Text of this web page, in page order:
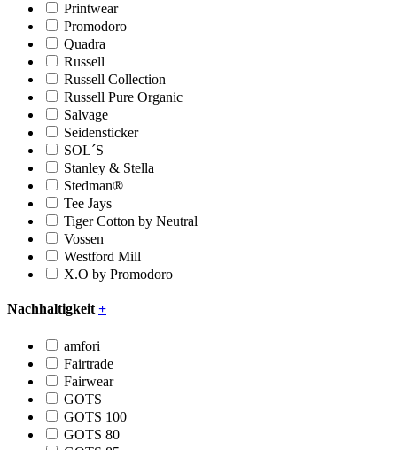
Printwear
Promodoro
Quadra
Russell
Russell Collection
Russell Pure Organic
Salvage
Seidensticker
SOL´S
Stanley & Stella
Stedman®
Tee Jays
Tiger Cotton by Neutral
Vossen
Westford Mill
X.O by Promodoro
Nachhaltigkeit+
amfori
Fairtrade
Fairwear
GOTS
GOTS 100
GOTS 80